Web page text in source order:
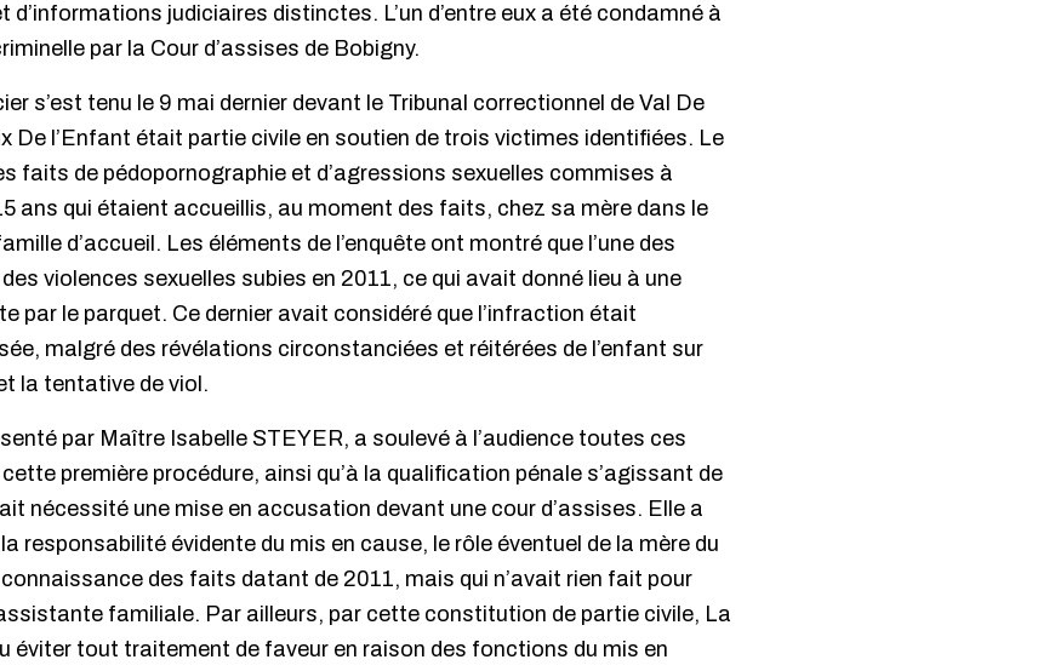
d’informations judiciaires distinctes. L’un d’entre eux a été condamné à
par la Cour d’assises de Bobigny.
s’est tenu le 9 mai dernier devant le Tribunal correctionnel de Val De
De l’Enfant était partie civile en soutien de trois victimes identifiées. Le
faits de pédopornographie et d’agressions sexuelles commises à
ans qui étaient accueillis, au moment des faits, chez sa mère dans le
d’accueil. Les éléments de l’enquête ont montré que l’une des
violences sexuelles subies en 2011, ce qui avait donné lieu à une
par le parquet. Ce dernier avait considéré que l’infraction était
malgré des révélations circonstanciées et réitérées de l’enfant sur
la tentative de viol.
par Maître Isabelle STEYER, a soulevé à l’audience toutes ces
première procédure, ainsi qu’à la qualification pénale s’agissant de
nécessité une mise en accusation devant une cour d’assises. Elle a
responsabilité évidente du mis en cause, le rôle éventuel de la mère du
des faits datant de 2011, mais qui n’avait rien fait pour
familiale. Par ailleurs, par cette constitution de partie civile, La
éviter tout traitement de faveur en raison des fonctions du mis en